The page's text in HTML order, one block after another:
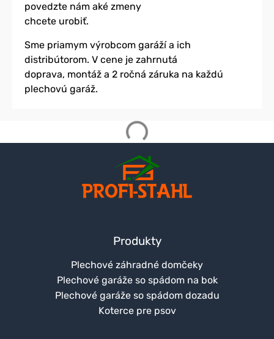
povedzte nám aké zmeny
chcete urobiť.
Sme priamym výrobcom garáží a ich
distribútorom. V cene je zahrnutá
doprava, montáž a 2 ročná záruka na každú
plechovú garáž.
Produkty
Plechové záhradné domčeky
Plechové garáže so spádom na bok
Plechové garáže so spádom dozadu
Koterce pre psov